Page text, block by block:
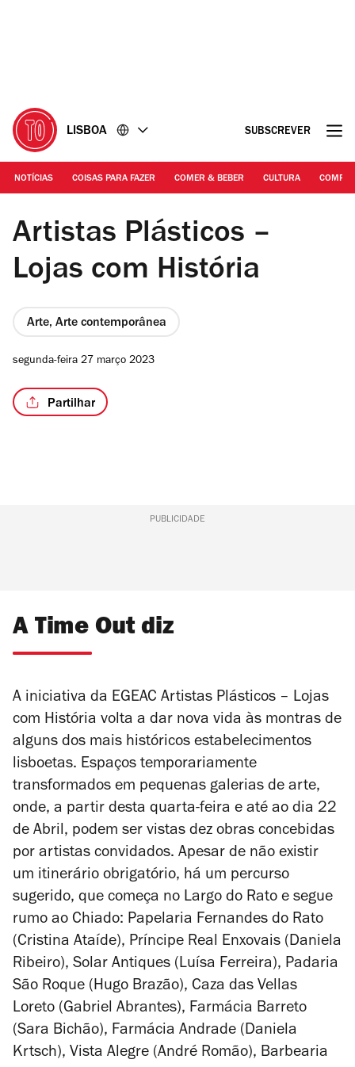
LISBOA SUBSCREVER
NOTÍCIAS COISAS PARA FAZER COMER & BEBER CULTURA
© EGEAC José Frade | Caza das Vellas Loreto
Artistas Plásticos –
Lojas com História
Arte, Arte contemporânea
segunda-feira 27 março 2023
Partilhar
PUBLICIDADE
A Time Out diz
A iniciativa da EGEAC Artistas Plásticos – Lojas
com História volta a dar nova vida às montras de
alguns dos mais históricos estabelecimentos
lisboetas. Espaços temporariamente
transformados em pequenas galerias de arte,
onde, a partir desta quarta-feira e até ao dia 22
de Abril, podem ser vistas dez obras concebidas
por artistas convidados. Apesar de não existir
um itinerário obrigatório, há um percurso
sugerido, que começa no Largo do Rato e segue
rumo ao Chiado: Papelaria Fernandes do Rato
(Cristina Ataíde), Príncipe Real Enxovais (Daniela
Ribeiro), Solar Antiques (Luísa Ferreira), Padaria
São Roque (Hugo Brazão), Caza das Vellas
Loreto (Gabriel Abrantes), Farmácia Barreto
(Sara Bichão), Farmácia Andrade (Daniela
Krtsch), Vista Alegre (André Romão), Barbearia